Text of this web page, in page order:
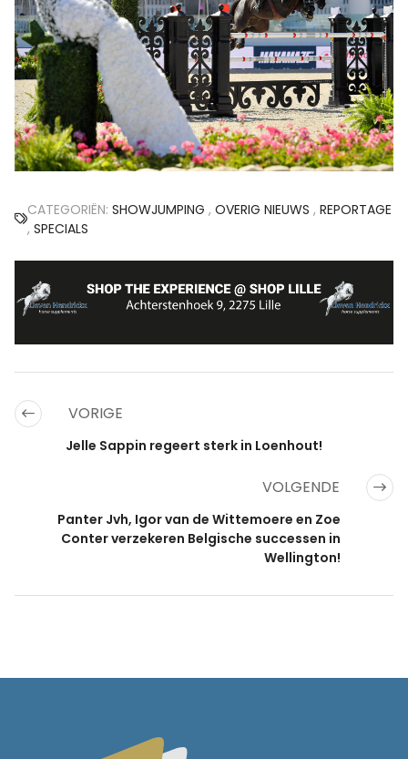
CATEGORIËN: SHOWJUMPING , OVERIG NIEUWS , REPORTAGE
, SPECIALS
VORIGE
Jelle Sappin regeert sterk in Loenhout!
VOLGENDE
Panter Jvh, Igor van de Wittemoere en Zoe
Conter verzekeren Belgische successen in
Wellington!